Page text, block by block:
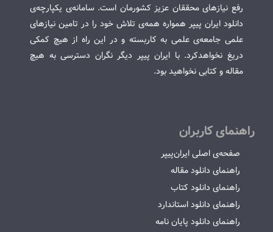
رفع نیازهای محققان عزیز کشورمان است. سامانه‌ی یکپارچه‌ی
دانلود ایران پیپر همواره همه‌ی تلاش خود را در تامین نیازهای
علمی جامعه‌ی علمی به کاربسته و در این راه از هیچ کمکی
دریغ نخواهدکرد. با ایران پیپر دیگر نگران دسترسی به هیچ
مقاله و کتابی نخواهید بود.
راهنمای کاربران
صفحه‌ی اصلی ایران‌پیپر
راهنمای دانلود مقاله
راهنمای دانلود کتاب
راهنمای دانلود استاندارد
راهنمای دانلود پایان نامه